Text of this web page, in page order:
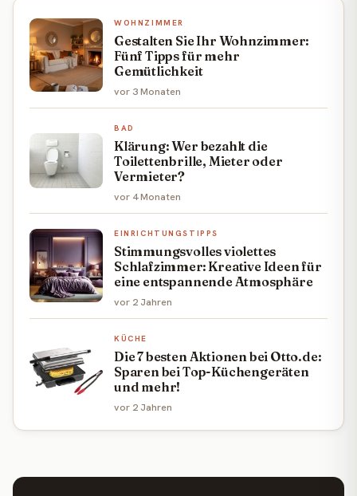
WOHNZIMMER
Gestalten Sie Ihr Wohnzimmer:
Fünf Tipps für mehr
Gemütlichkeit
vor 3 Monaten
BAD
Klärung: Wer bezahlt die
Toilettenbrille, Mieter oder
Vermieter?
vor 4 Monaten
EINRICHTUNGSTIPPS
Stimmungsvolles violettes
Schlafzimmer: Kreative Ideen für
eine entspannende Atmosphäre
vor 2 Jahren
KÜCHE
Die 7 besten Aktionen bei Otto.de:
Sparen bei Top-Küchengeräten
und mehr!
vor 2 Jahren